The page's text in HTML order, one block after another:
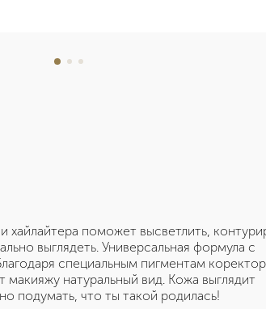
поможет высветлить,
выглядеть. Универсальная формула с
специальным пигментам коректор
натуральный вид. Кожа выглядит
подумать, что ты такой родилась!